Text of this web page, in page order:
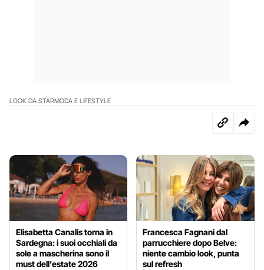
LOOK DA STARMODA E LIFESTYLE
Elisabetta Canalis torna in
Sardegna: i suoi occhiali da
sole a mascherina sono il
must dell’estate 2026
Francesca Fagnani dal
parrucchiere dopo Belve:
niente cambio look, punta
sul refresh